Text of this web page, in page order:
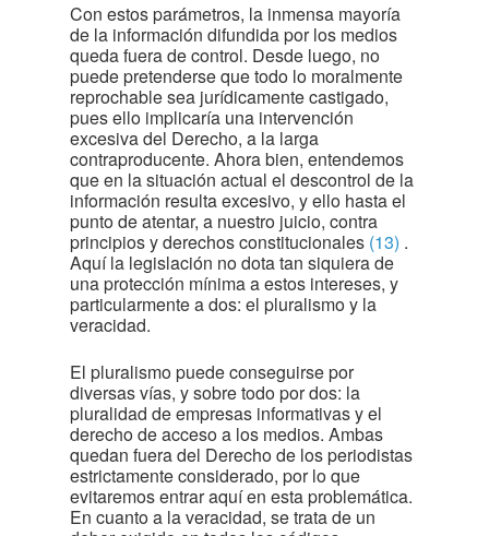
Con estos parámetros, la inmensa mayoría
de la información difundida por los medios
queda fuera de control. Desde luego, no
puede pretenderse que todo lo moralmente
reprochable sea jurídicamente castigado,
pues ello implicaría una intervención
excesiva del Derecho, a la larga
contraproducente. Ahora bien, entendemos
que en la situación actual el descontrol de la
información resulta excesivo, y ello hasta el
punto de atentar, a nuestro juicio, contra
principios y derechos constitucionales (13) .
Aquí la legislación no dota tan siquiera de
una protección mínima a estos intereses, y
particularmente a dos: el pluralismo y la
veracidad.
El pluralismo puede conseguirse por
diversas vías, y sobre todo por dos: la
pluralidad de empresas informativas y el
derecho de acceso a los medios. Ambas
quedan fuera del Derecho de los periodistas
estrictamente considerado, por lo que
evitaremos entrar aquí en esta problemática.
En cuanto a la veracidad, se trata de un